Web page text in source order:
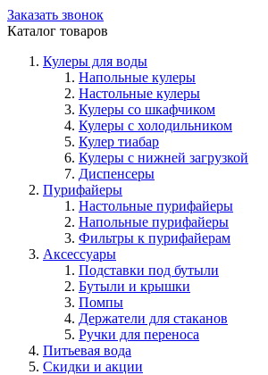
Заказать звонок
Каталог товаров
Кулеры для воды
Напольные кулеры
Настольные кулеры
Кулеры со шкафчиком
Кулеры с холодильником
Кулер тиабар
Кулеры с нижней загрузкой
Диспенсеры
Пурифайеры
Настольные пурифайеры
Напольные пурифайеры
Фильтры к пурифайерам
Аксессуары
Подставки под бутыли
Бутыли и крышки
Помпы
Держатели для стаканов
Ручки для переноса
Питьевая вода
Скидки и акции